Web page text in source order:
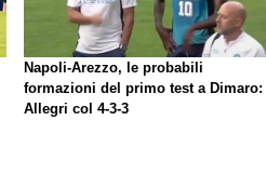
Napoli-Arezzo, le probabili
formazioni del primo test a Dimaro:
Allegri col 4-3-3